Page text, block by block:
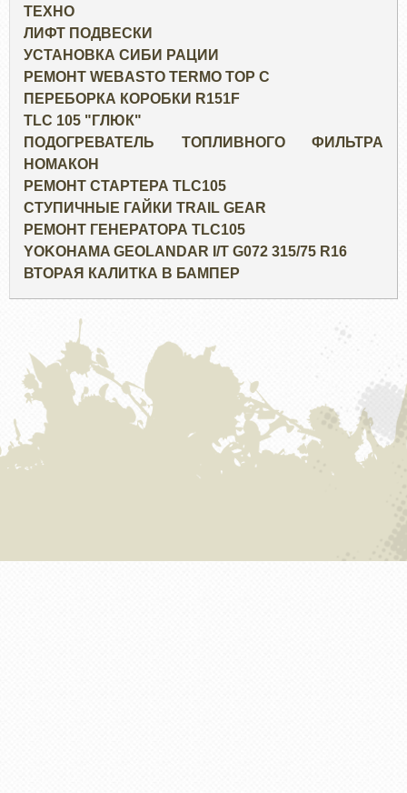
ТЕХНО
ЛИФТ ПОДВЕСКИ
УСТАНОВКА СИБИ РАЦИИ
РЕМОНТ WEBASTO TERMO TOP C
ПЕРЕБОРКА КОРОБКИ R151F
TLC 105 "ГЛЮК"
ПОДОГРЕВАТЕЛЬ ТОПЛИВНОГО ФИЛЬТРА
НОМАКОН
РЕМОНТ СТАРТЕРА TLC105
СТУПИЧНЫЕ ГАЙКИ TRAIL GEAR
РЕМОНТ ГЕНЕРАТОРА TLC105
YOKOHAMA GEOLANDAR I/T G072 315/75 R16
ВТОРАЯ КАЛИТКА В БАМПЕР